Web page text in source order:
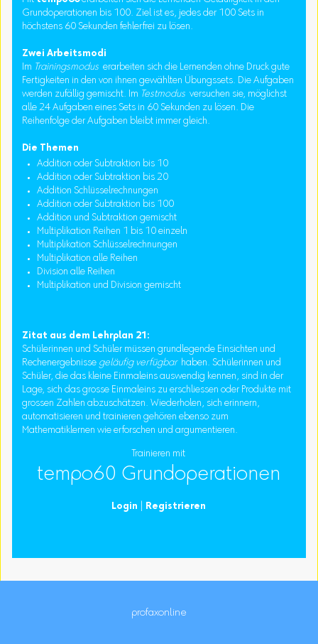
Grundoperationen bis 100. Ziel ist es, jedes der 100 Sets in
höchstens 60 Sekunden fehlerfrei zu lösen.
Zwei Arbeitsmodi
Im Trainingsmodus erarbeiten sich die Lernenden ohne Druck gute
Fertigkeiten in den von ihnen gewählten Übungssets. Die Aufgaben
werden zufällig gemischt. Im Testmodus versuchen sie, möglichst
alle 24 Aufgaben eines Sets in 60 Sekunden zu lösen. Die
Reihenfolge der Aufgaben bleibt immer gleich.
Die Themen
Addition oder Subtraktion bis 10
Addition oder Subtraktion bis 20
Addition Schlüsselrechnungen
Addition oder Subtraktion bis 100
Addition und Subtraktion gemischt
Multiplikation Reihen 1 bis 10 einzeln
Multiplikation Schlüsselrechnungen
Multiplikation alle Reihen
Division alle Reihen
Multiplikation und Division gemischt
Zitat aus dem Lehrplan 21:
Schülerinnen und Schüler müssen grundlegende Einsichten und
Rechenergebnisse geläufig verfügbarhaben. Schülerinnen und
Schüler, die das kleine Einmaleins auswendig kennen, sind in der
Lage, sich das grosse Einmaleins zu erschliessen oder Produkte mit
grossen Zahlen abzuschätzen. Wiederholen, sich erinnern,
automatisieren und trainieren gehören ebenso zum
Mathematiklernen wie erforschen und argumentieren.
Trainieren mit
tempo60 Grundoperationen
Login Registrieren
profaxonline